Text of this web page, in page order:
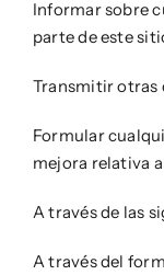
Informar sobre
parte de este
Transmitir otras
Formular
mejora relativa
A través de las
A través del